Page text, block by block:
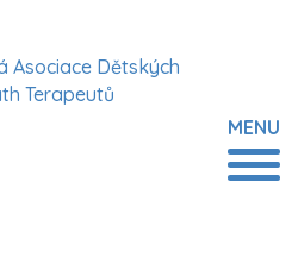
Asociace Dětských
Terapeutů
MENU